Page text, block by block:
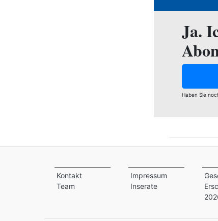
Ja.
Haben Sie
Kontakt
Team
Impressum
Inserate